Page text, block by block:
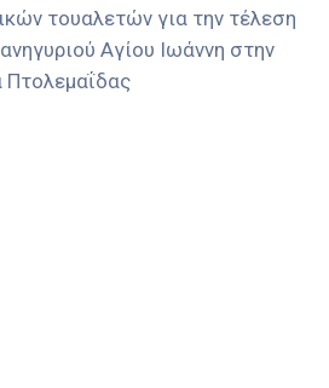
τουαλετών για την τέλεση
Αγίου Ιωάννη στην
Πτολεμαΐδας